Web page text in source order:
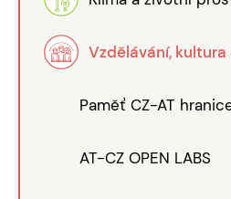
Vzdělávání,
Paměť CZ-AT
AT-CZ OPEN LABS